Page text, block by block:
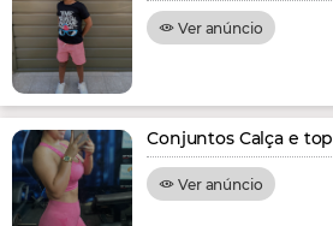
Ver anúncio
Conjuntos Calça e top
Ver anúncio